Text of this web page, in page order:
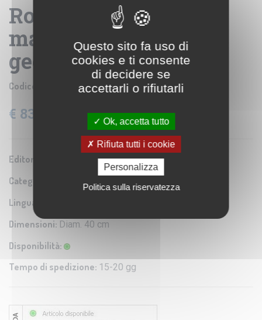
Royal 40 v2 -
mappamondo
geografico
Codice prodotto:COL 224079
€ 830,96 IVA: 4% Inclusa
Editore/Produttore: Columbus
Categoria:
Lingua:
Dimensioni: Diam. 40 cm
Disponibilità:
Tempo di spedizione: 15-20 gg
Questo sito fa uso di
cookies e ti consente
di decidere se
accettarli o rifiutarli
Ok, accetta tutto
Rifiuta tutti i cookie
Personalizza
Politica sulla riservatezza